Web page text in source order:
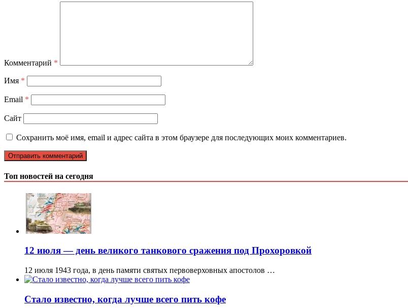
Комментарий *
Имя *
Email *
Сайт
Сохранить моё имя, email и адрес сайта в этом браузере для последующих моих комментариев.
Топ новостей на сегодня
12 июля — день великого танкового сражения под Прохоровкой
12 июля 1943 года, в день памяти святых первоверховных апостолов …
Стало известно, когда лучше всего пить кофе